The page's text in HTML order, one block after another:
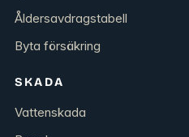
Åldersavdragstabell
Byta försäkring
SKADA
Vattenskada